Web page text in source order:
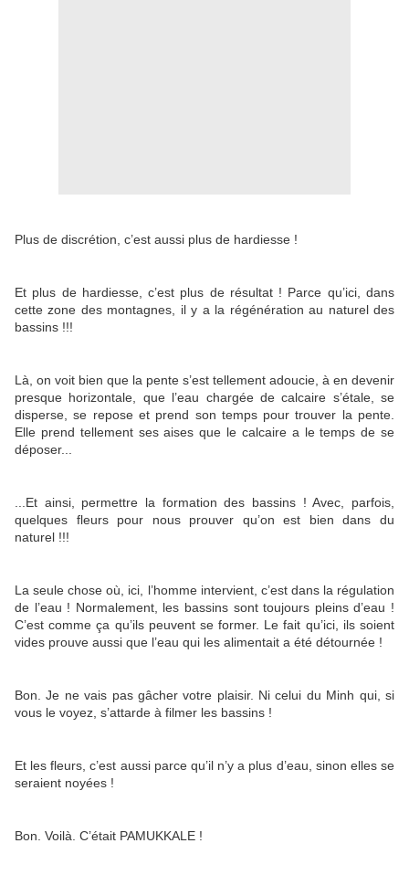
Plus de discrétion, c’est aussi plus de hardiesse !
Et plus de hardiesse, c’est plus de résultat ! Parce qu’ici, dans
cette zone des montagnes, il y a la régénération au naturel des
bassins !!!
Là, on voit bien que la pente s’est tellement adoucie, à en devenir
presque horizontale, que l’eau chargée de calcaire s’étale, se
disperse, se repose et prend son temps pour trouver la pente.
Elle prend tellement ses aises que le calcaire a le temps de se
déposer...
...Et ainsi, permettre la formation des bassins ! Avec, parfois,
quelques fleurs pour nous prouver qu’on est bien dans du
naturel !!!
La seule chose où, ici, l’homme intervient, c’est dans la régulation
de l’eau ! Normalement, les bassins sont toujours pleins d’eau !
C’est comme ça qu’ils peuvent se former. Le fait qu’ici, ils soient
vides prouve aussi que l’eau qui les alimentait a été détournée !
Bon. Je ne vais pas gâcher votre plaisir. Ni celui du Minh qui, si
vous le voyez, s’attarde à filmer les bassins !
Et les fleurs, c’est aussi parce qu’il n’y a plus d’eau, sinon elles se
seraient noyées !
Bon. Voilà. C’était PAMUKKALE !